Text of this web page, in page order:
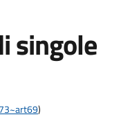
singole
)